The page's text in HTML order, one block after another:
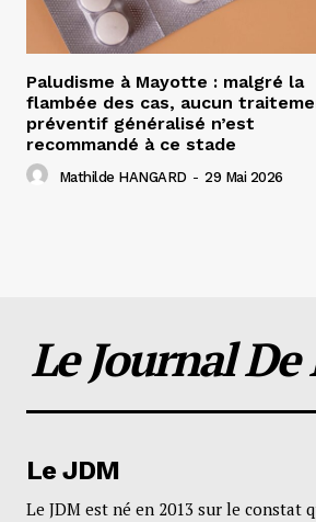
Paludisme à Mayotte : malgré la
flambée des cas, aucun
préventif généralisé n’est
recommandé à ce stade
Mathilde HANGARD - 29 Mai 2026
Le Journal
Le JDM
Le JDM est né en 2013 sur le constat